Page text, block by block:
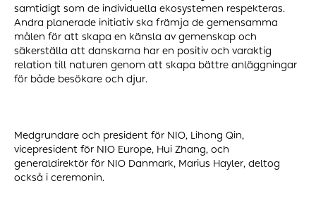
samtidigt som de individuella ekosystemen respekteras.
Andra planerade initiativ ska främja de gemensamma
målen för att skapa en känsla av gemenskap och
säkerställa att danskarna har en positiv och varaktig
relation till naturen genom att skapa bättre anläggningar
för både besökare och djur.
Medgrundare och president för NIO, Lihong Qin,
vicepresident för NIO Europe, Hui Zhang, och
generaldirektör för NIO Danmark, Marius Hayler, deltog
också i ceremonin.